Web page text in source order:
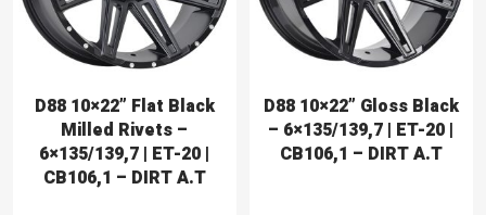
D88 10×22” Flat Black
Milled Rivets –
6×135/139,7 | ET-20 |
CB106,1 – DIRT A.T
D88 10×22” Gloss Black
– 6×135/139,7 | ET-20 |
CB106,1 – DIRT A.T